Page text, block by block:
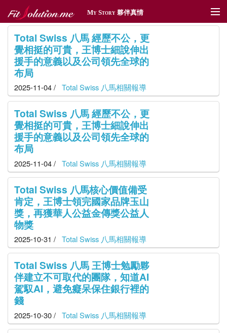
My Story 夥伴真情
夥伴真情
傳情遞愛
體育贊助
社區深耕
獎勵旅遊
新聞管理
Total Swiss 八馬 經歷不公，更
覺相挺的可貴，王博士細說伸出
援手的意義以及公司領先全球的
布局
2025-11-04 / Total Swiss 八馬相關報導
Total Swiss 八馬 經歷不公，更
覺相挺的可貴，王博士細說伸出
援手的意義以及公司領先全球的
布局
2025-11-04 / Total Swiss 八馬相關報導
Total Swiss 八馬核心價值備受
肯定，王博士領完國家品牌玉山
獎，再獲華人公益金傳獎公益人
物獎
2025-10-31 / Total Swiss 八馬相關報導
Total Swiss 八馬 王博士勉勵夥
伴建立不可取代的團隊，知道AI
駕馭AI，避免癡呆保住銀行裡的
錢
2025-10-30 / Total Swiss 八馬相關報導